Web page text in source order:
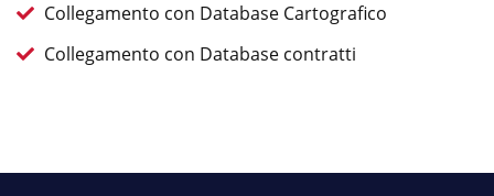
Collegamento con Database Cartografico
Collegamento con Database contratti